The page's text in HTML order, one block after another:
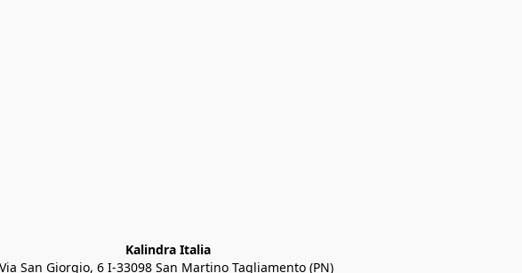
Kalindra Italia
Via San Giorgio, 6 I-33098 San Martino Tagliamento (PN)